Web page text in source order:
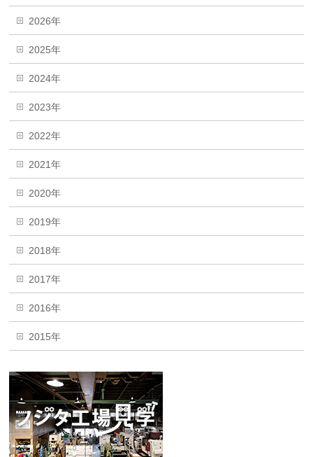
2026年
2025年
2024年
2023年
2022年
2021年
2020年
2019年
2018年
2017年
2016年
2015年